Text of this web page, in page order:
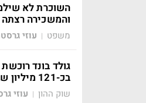
השוכרת לא
והמשכירה
משפט | עוזי
גולד בונד
בכ-121 מיליון ש'
שוק ההון | עוזי